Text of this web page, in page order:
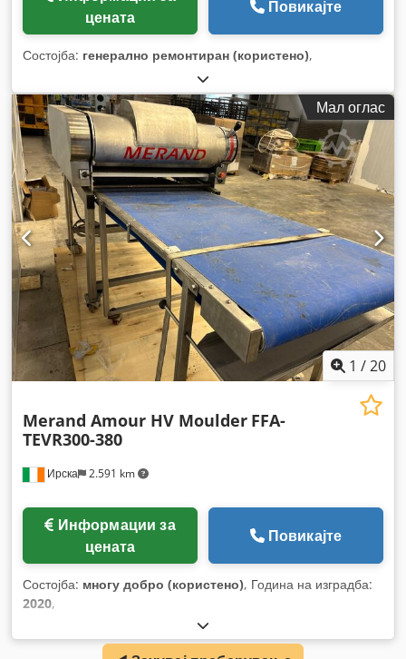
цената
Повикајте
Состојба: генерално ремонтиран (користено),
Мал оглас
1 /20
Ирска 2.591 km
Merand Amour HV Moulder FFA-
TEVR300-380
цената
Повикајте
Состојба: многу добро (користено), Година на изградба:
2020,